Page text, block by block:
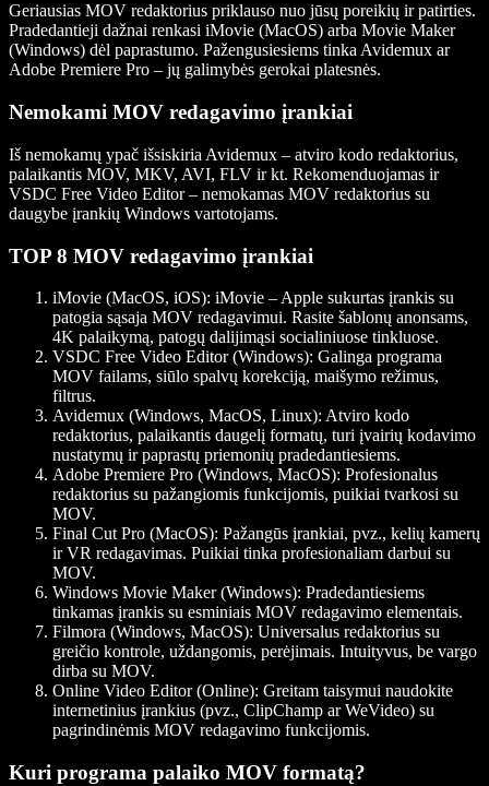
Geriausias MOV redaktorius priklauso nuo jūsų poreikių ir patirties.
Pradedantieji dažnai renkasi iMovie (MacOS) arba Movie Maker
(Windows) dėl paprastumo. Pažengusiesiems tinka Avidemux ar
Adobe Premiere Pro – jų galimybės gerokai platesnės.
Nemokami MOV redagavimo įrankiai
Iš nemokamų ypač išsiskiria Avidemux – atviro kodo redaktorius,
palaikantis MOV, MKV, AVI, FLV ir kt. Rekomenduojamas ir
VSDC Free Video Editor – nemokamas MOV redaktorius su
daugybe įrankių Windows vartotojams.
TOP 8 MOV redagavimo įrankiai
iMovie (MacOS, iOS): iMovie – Apple sukurtas įrankis su
patogia sąsaja MOV redagavimui. Rasite šablonų anonsams,
4K palaikymą, patogų dalijimąsi socialiniuose tinkluose.
VSDC Free Video Editor (Windows): Galinga programa
MOV failams, siūlo spalvų korekciją, maišymo režimus,
filtrus.
Avidemux (Windows, MacOS, Linux): Atviro kodo
redaktorius, palaikantis daugelį formatų, turi įvairių kodavimo
nustatymų ir paprastų priemonių pradedantiesiems.
Adobe Premiere Pro (Windows, MacOS): Profesionalus
redaktorius su pažangiomis funkcijomis, puikiai tvarkosi su
MOV.
Final Cut Pro (MacOS): Pažangūs įrankiai, pvz., kelių kamerų
ir VR redagavimas. Puikiai tinka profesionaliam darbui su
MOV.
Windows Movie Maker (Windows): Pradedantiesiems
tinkamas įrankis su esminiais MOV redagavimo elementais.
Filmora (Windows, MacOS): Universalus redaktorius su
greičio kontrole, uždangomis, perėjimais. Intuityvus, be vargo
dirba su MOV.
Online Video Editor (Online): Greitam taisymui naudokite
internetinius įrankius (pvz., ClipChamp ar WeVideo) su
pagrindinėmis MOV redagavimo funkcijomis.
Kuri programa palaiko MOV formatą?